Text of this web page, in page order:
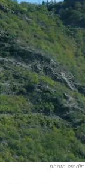
photo credit: